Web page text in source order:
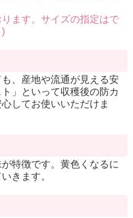
ます。サイズの指定はで
)
、産地や流通が見える安
」といって収穫後の防カ
してお使いいただけま
特徴です。黄色くなるに
きます。